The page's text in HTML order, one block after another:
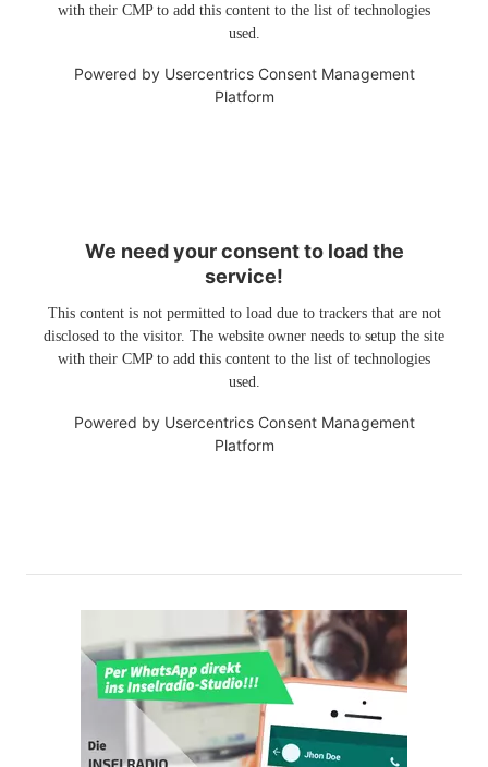
with their CMP to add this content to the list of technologies
used.
Powered by Usercentrics Consent Management
Platform
We need your consent to load the
service!
This content is not permitted to load due to trackers that are not
disclosed to the visitor. The website owner needs to setup the site
with their CMP to add this content to the list of technologies
used.
Powered by Usercentrics Consent Management
Platform